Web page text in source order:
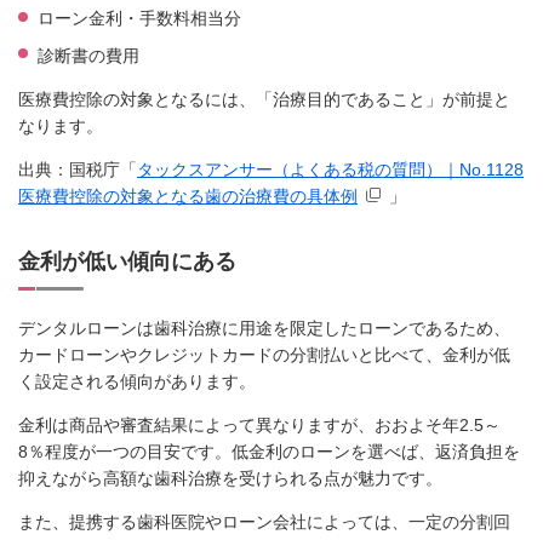
ローン金利・手数料相当分
診断書の費用
医療費控除の対象となるには、「治療目的であること」が前提と
なります。
出典：国税庁「 タックスアンサー（よくある税の質問）｜No.1128
医療費控除の対象となる歯の治療費の具体例
」
金利が低い傾向にある
デンタルローンは歯科治療に用途を限定したローンであるため、
カードローンやクレジットカードの分割払いと比べて、金利が低
く設定される傾向があります。
金利は商品や審査結果によって異なりますが、おおよそ年2.5～
8％程度が一つの目安です。低金利のローンを選べば、返済負担を
抑えながら高額な歯科治療を受けられる点が魅力です。
また、提携する歯科医院やローン会社によっては、一定の分割回